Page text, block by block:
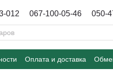
012 067-100-05-46 050-
Оплата и доставка
Блог